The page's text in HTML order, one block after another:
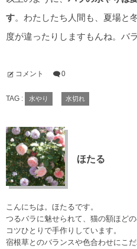
す。わたしたち人間も、夏場と
度が違ったりしますもんね。バ
コメント 0
TAG : 水やり 水切れ
ほたる
こんにちは。ほたるです。
つるバラに魅せられて、猫の額ほど
コツひとりで手作りしています。
宿根草とのバランスや色合わせにこ